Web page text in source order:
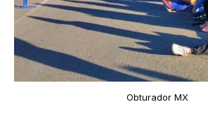
Obturador MX